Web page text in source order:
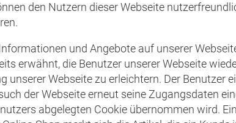
den Nutzern dieser Webseite
und Angebote auf unserer
erwähnt, die Benutzer unserer Webseite
unserer Webseite zu erleichtern. Der Benutzer
der Webseite erneut seine Zugangsdaten
abgelegten Cookie übernommen wird.